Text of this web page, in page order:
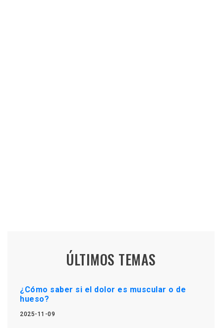
ÚLTIMOS TEMAS
¿Cómo saber si el dolor es muscular o de
hueso?
2025-11-09